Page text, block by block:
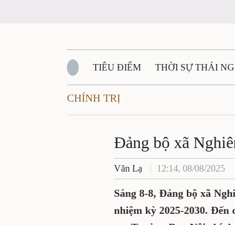
TIÊU ĐIỂM THỜI SỰ THÁI
QUỐC PHÒNG - AN NINH
QUÊ HƯƠNG - ĐẤT NƯỚC QUỐC
VĂN BẢN, CHÍNH SÁCH MỚI
CHÍNH TRỊ
Đảng bộ xã
Văn Lạ 12:14, 08/08/2025
Sáng 8-8, Đảng bộ xã
nhiệm kỳ 2025-2030.